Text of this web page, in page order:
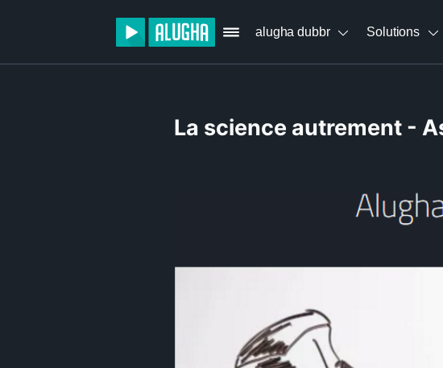
alugha dubbr Solutions
La science autrement -